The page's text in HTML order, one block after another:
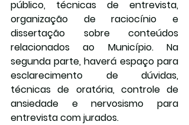
público, técnicas de entrevista,
organização de raciocínio e
dissertação sobre conteúdos
relacionados ao Município. Na
segunda parte, haverá espaço para
esclarecimento de dúvidas,
técnicas de oratória, controle de
ansiedade e nervosismo para
entrevista com jurados.